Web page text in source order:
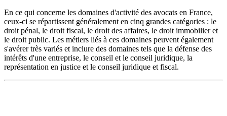
En ce qui concerne les domaines d'activité des avocats en France,
ceux-ci se répartissent généralement en cinq grandes catégories : le
droit pénal, le droit fiscal, le droit des affaires, le droit immobilier et
le droit public. Les métiers liés à ces domaines peuvent également
s'avérer très variés et inclure des domaines tels que la défense des
intérêts d'une entreprise, le conseil et le conseil juridique, la
représentation en justice et le conseil juridique et fiscal.